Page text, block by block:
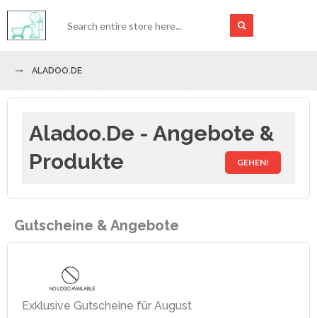
ALADOO.DE
Aladoo.de - Angebote &
Produkte
GEHEN!
Gutscheine & Angebote
Exklusive Gutscheine für August